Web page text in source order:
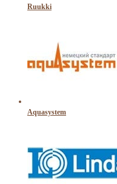
Ruukki
Aquasystem